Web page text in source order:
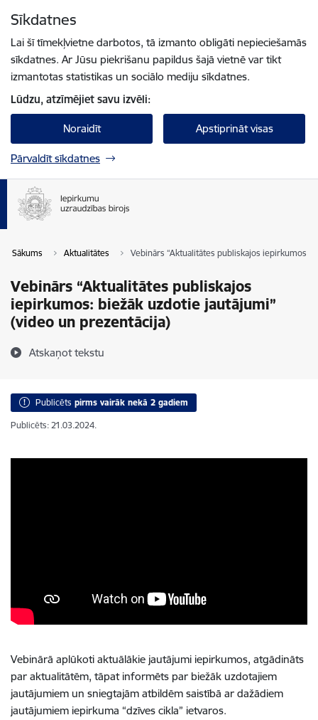
Sīkdatnes
Lai šī tīmekļvietne darbotos, tā izmanto obligāti nepieciešamās
sīkdatnes. Ar Jūsu piekrišanu papildus šajā vietnē var tikt
izmantotas statistikas un sociālo mediju sīkdatnes.
Lūdzu, atzīmējiet savu izvēli:
Noraidīt Apstiprināt visas
Pārvaldīt sīkdatnes
Sākums Aktualitātes Vebinārs “Aktualitātes publiskajos iepirkumos:
Vebinārs “Aktualitātes publiskajos
iepirkumos: biežāk uzdotie jautājumi”
(video un prezentācija)
Atskaņot tekstu
Publicēts pirms vairāk nekā 2 gadiem
Publicēts: 21.03.2024.
Vebinārā aplūkoti aktuālākie jautājumi iepirkumos, atgādināts
par aktualitātēm, tāpat informēts par biežāk uzdotajiem
jautājumiem un sniegtajām atbildēm saistībā ar dažādiem
jautājumiem iepirkuma “dzīves cikla” ietvaros.